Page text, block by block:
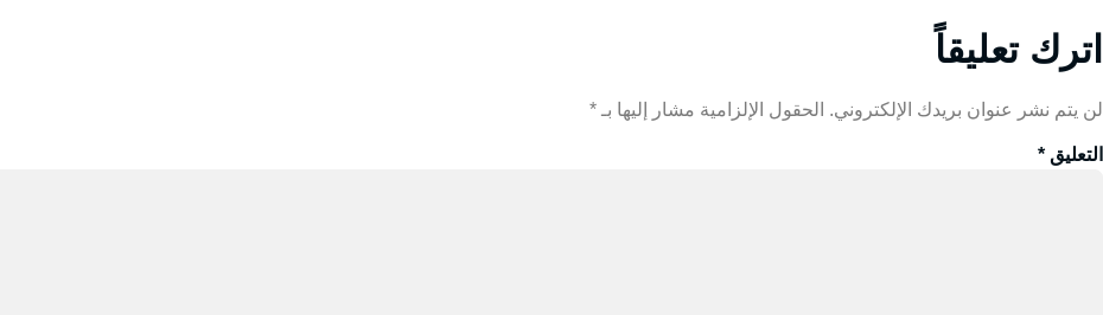
اترك تعليقاً
لن يتم نشر عنوان بريدك الإلكتروني. الحقول الإلزامية مشار إليها بـ *
التعليق *